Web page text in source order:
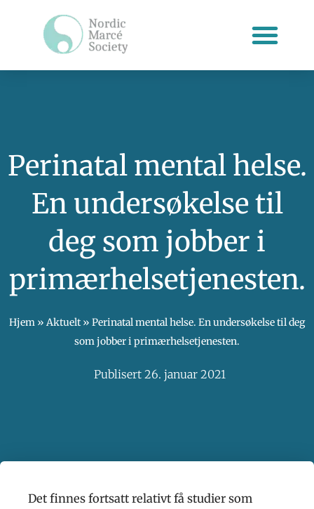
Perinatal mental helse.
En undersøkelse til
deg som jobber i
primærhelsetjenesten.
Hjem » Aktuelt » Perinatal mental helse. En undersøkelse til deg
som jobber i primærhelsetjenesten.
Publisert 26. januar 2021
Det finnes fortsatt relativt få studier som